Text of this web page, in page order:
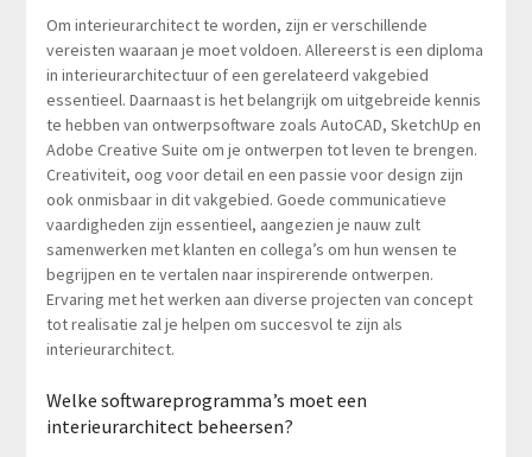
Om interieurarchitect te worden, zijn er verschillende
vereisten waaraan je moet voldoen. Allereerst is een diploma
in interieurarchitectuur of een gerelateerd vakgebied
essentieel. Daarnaast is het belangrijk om uitgebreide kennis
te hebben van ontwerpsoftware zoals AutoCAD, SketchUp en
Adobe Creative Suite om je ontwerpen tot leven te brengen.
Creativiteit, oog voor detail en een passie voor design zijn
ook onmisbaar in dit vakgebied. Goede communicatieve
vaardigheden zijn essentieel, aangezien je nauw zult
samenwerken met klanten en collega’s om hun wensen te
begrijpen en te vertalen naar inspirerende ontwerpen.
Ervaring met het werken aan diverse projecten van concept
tot realisatie zal je helpen om succesvol te zijn als
interieurarchitect.
Welke softwareprogramma’s moet een
interieurarchitect beheersen?